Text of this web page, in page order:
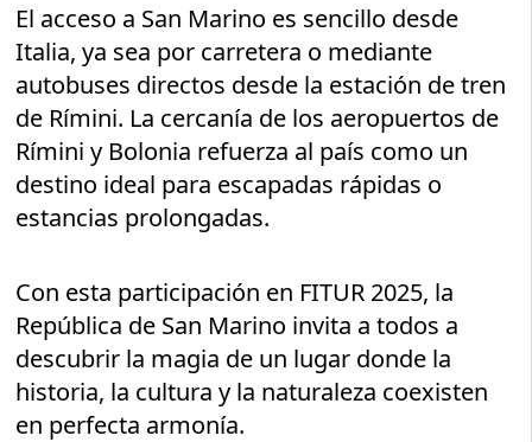
El acceso a San Marino es sencillo desde
Italia, ya sea por carretera o mediante
autobuses directos desde la estación de tren
de Rímini. La cercanía de los aeropuertos de
Rímini y Bolonia refuerza al país como un
destino ideal para escapadas rápidas o
estancias prolongadas.
Con esta participación en FITUR 2025, la
República de San Marino invita a todos a
descubrir la magia de un lugar donde la
historia, la cultura y la naturaleza coexisten
en perfecta armonía.